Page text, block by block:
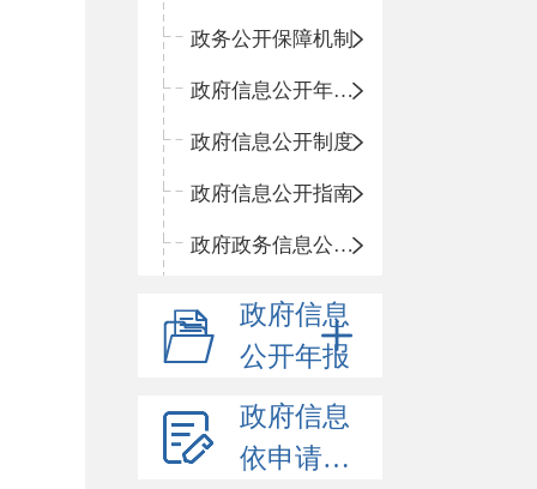
政务公开保障机制
政府信息公开年度报告
政府信息公开制度
政府信息公开指南
政府政务信息公开目录
政府信息
公开年报
政府信息
依申请公开